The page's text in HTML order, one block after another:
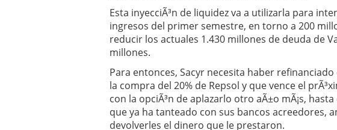
Esta inyecciÃ³n de liquidez va a utilizarla para
ingresos del primer semestre, en torno a 200
reducir los actuales 1.430 millones de deuda de
millones.
Para entonces, Sacyr necesita haber
la compra del 20% de Repsol y que vence el
con la opciÃ³n de aplazarlo otro aÃ±o mÃ¡s,
que ya ha tanteado con sus bancos acreedores,
devolverles el dinero que le prestaron.